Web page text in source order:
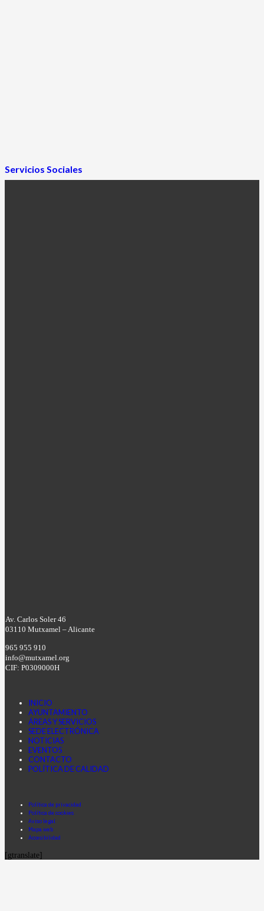
Servicios Sociales
Av. Carlos Soler 46
03110 Mutxamel – Alicante
965 955 910
info@mutxamel.org
CIF: P0309000H
INICIO
AYUNTAMIENTO
ÁREAS Y SERVICIOS
SEDE ELECTRÓNICA
NOTICIAS
EVENTOS
CONTACTO
POLÍTICA DE CALIDAD
Política de privacidad
Política de cookies
Aviso legal
Mapa web
Accesibilidad
[gtranslate]